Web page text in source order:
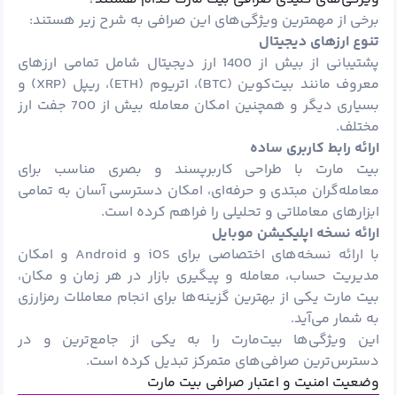
برخی از مهمترین ویژگی‌های این صرافی به شرح زیر هستند:
تنوع ارزهای دیجیتال
پشتیبانی از بیش از 1400 ارز دیجیتال شامل تمامی ارزهای
معروف مانند بیت‌کوین (BTC)، اتریوم (ETH)، ریپل (XRP) و
بسیاری دیگر و همچنین امکان معامله بیش از 700 جفت ارز
مختلف.
ارائه رابط کاربری ساده
بیت مارت با طراحی کاربرپسند و بصری مناسب برای
معامله‌گران مبتدی و حرفه‌ای، امکان دسترسی آسان به تمامی
ابزارهای معاملاتی و تحلیلی را فراهم کرده است.
ارائه نسخه اپلیکیشن موبایل
با ارائه نسخه‌های اختصاصی برای iOS و Android و امکان
مدیریت حساب، معامله و پیگیری بازار در هر زمان و مکان،
بیت مارت یکی از بهترین گزینه‌ها برای انجام معاملات رمزارزی
به شمار می‌آید.
این ویژگی‌ها بیت‌مارت را به یکی از جامع‌ترین و در
دسترس‌ترین صرافی‌های متمرکز تبدیل کرده است.
وضعیت امنیت و اعتبار صرافی بیت مارت